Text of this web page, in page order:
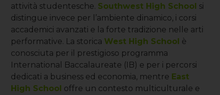
attività studentesche. Southwest High School si
distingue invece per l’ambiente dinamico, i corsi
accademici avanzati e la forte tradizione nelle arti
performative. La storica West High School è
conosciuta per il prestigioso programma
International Baccalaureate (IB) e per i percorsi
dedicati a business ed economia, mentre East
High School offre un contesto multiculturale e